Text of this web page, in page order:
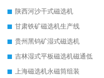
陕西河沙干式磁选机
甘肃铁矿磁选机生产线
贵州黑钨矿湿式磁选机
吉林湿式平板磁选机磁通低
上海磁选机永磁筒组装